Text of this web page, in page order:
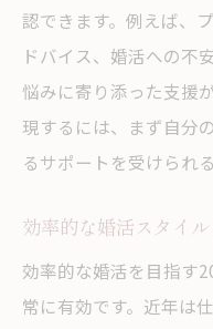
認できます。例えば、
ドバイス、婚活への不
悩みに寄り添った支援
現するには、まず自分
るサポートを受けられ
効率的な婚活スタイ
効率的な婚活を目指す
常に有効です。近年は